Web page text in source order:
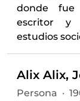
donde fue
escritor y
estudios
Alix Alix,
Persona ·